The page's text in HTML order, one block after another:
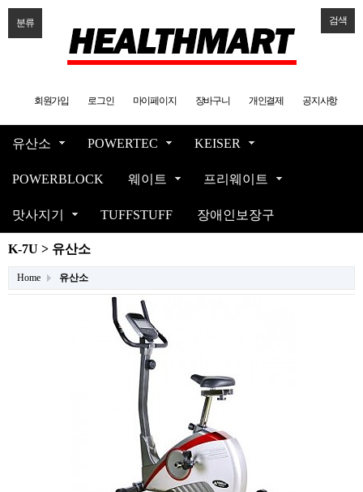
분류 검색
회원가입 로그인 마이페이지 장바구니 개인결제 공지사항
유산소 POWERTEC KEISER
POWERBLOCK 웨이트 프리웨이트
맛사지기 TUFFSTUFF 장애인보장구
K-7U > 유산소
Home 유산소